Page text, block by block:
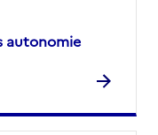
autonomie